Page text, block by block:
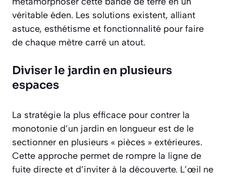
véritable éden. Les solutions existent, alliant
astuce, esthétisme et fonctionnalité pour faire
de chaque mètre carré un atout.
Diviser le jardin en plusieurs
espaces
La stratégie la plus efficace pour contrer la
monotonie d’un jardin en longueur est de le
sectionner en plusieurs « pièces » extérieures.
Cette approche permet de rompre la ligne de
fuite directe et d’inviter à la découverte. L’œil ne